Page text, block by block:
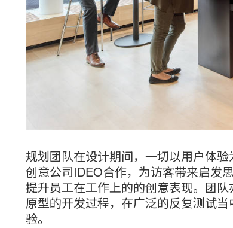
规划团队在设计期间，一切以用户体
创意公司IDEO合作，为访客带来启发
提升员工在工作上的的创意表现。团
原型的开发过程，在广泛的反复测试
验。